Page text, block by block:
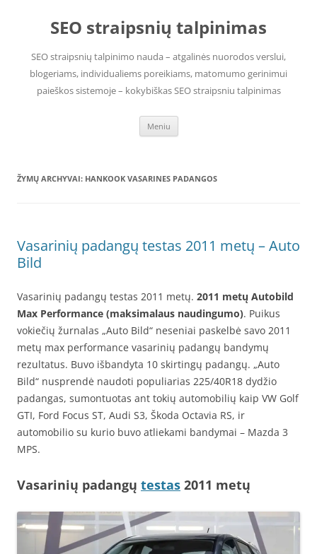
SEO straipsnių talpinimas
SEO straipsnių talpinimo nauda – atgalinės nuorodos verslui,
blogeriams, individualiems poreikiams, matomumo gerinimui
paieškos sistemoje – kokybiškas SEO straipsniu talpinimas
Meniu
ŽYMŲ ARCHYVAI: HANKOOK VASARINES PADANGOS
Vasarinių padangų testas 2011 metų – Auto
Bild
Vasarinių padangų testas 2011 metų. 2011 metų Autobild
Max Performance (maksimalaus naudingumo). Puikus
vokiečių žurnalas „Auto Bild“ neseniai paskelbė savo 2011
metų max performance vasarinių padangų bandymų
rezultatus. Buvo išbandyta 10 skirtingų padangų. „Auto
Bild“ nusprendė naudoti populiarias 225/40R18 dydžio
padangas, sumontuotas ant tokių automobilių kaip VW Golf
GTI, Ford Focus ST, Audi S3, Škoda Octavia RS, ir
automobilio su kurio buvo atliekami bandymai – Mazda 3
MPS.
Vasarinių padangų testas 2011 metų